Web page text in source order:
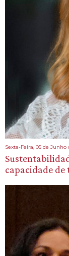
Sexta-Feira, 05 de Junho
capacidade